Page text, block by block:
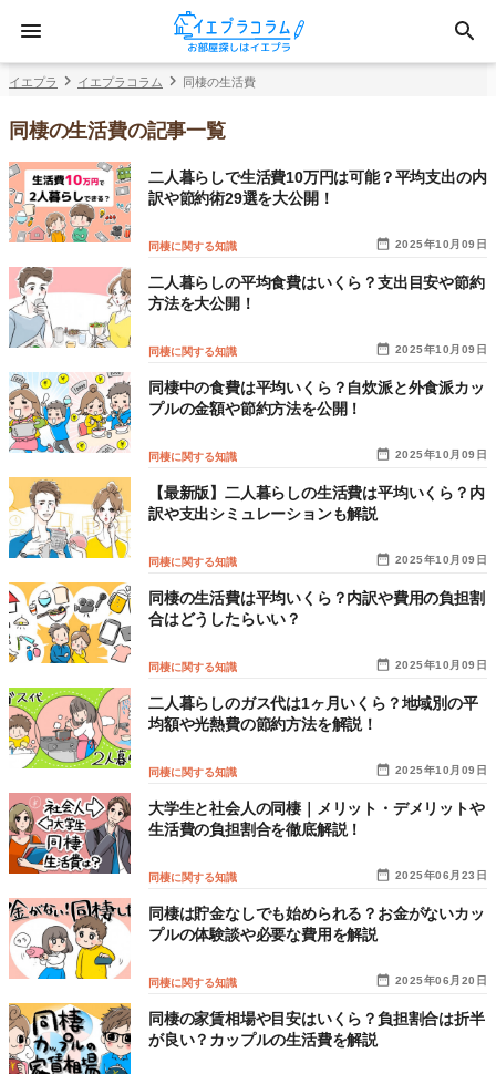
イエプラ イエプラコラム 同棲の生活費
同棲の生活費の記事一覧
2025年10月09日
同棲に関する知識
二人暮らしで生活費10万円は可能？平均支出の内
訳や節約術29選を大公開！
2025年10月09日
同棲に関する知識
二人暮らしの平均食費はいくら？支出目安や節約
方法を大公開！
2025年10月09日
同棲に関する知識
同棲中の食費は平均いくら？自炊派と外食派カッ
プルの金額や節約方法を公開！
2025年10月09日
同棲に関する知識
【最新版】二人暮らしの生活費は平均いくら？内
訳や支出シミュレーションも解説
2025年10月09日
同棲に関する知識
同棲の生活費は平均いくら？内訳や費用の負担割
合はどうしたらいい？
2025年10月09日
同棲に関する知識
二人暮らしのガス代は1ヶ月いくら？地域別の平
均額や光熱費の節約方法を解説！
2025年06月23日
同棲に関する知識
大学生と社会人の同棲｜メリット・デメリットや
生活費の負担割合を徹底解説！
2025年06月20日
同棲に関する知識
同棲は貯金なしでも始められる？お金がないカッ
プルの体験談や必要な費用を解説
同棲の家賃相場や目安はいくら？負担割合は折半
が良い？カップルの生活費を解説